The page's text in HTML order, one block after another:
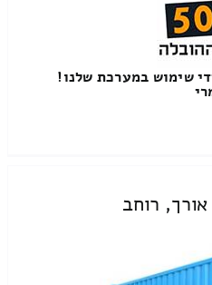
שימוש במערכת שלנו!
רוחב